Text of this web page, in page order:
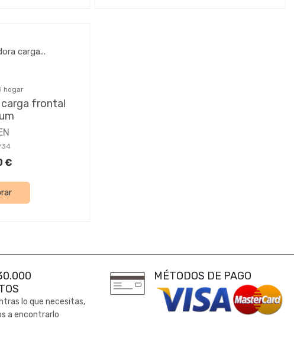
hogar
carga frontal
€
lo que necesitas,
a encontrarlo
MÉTODOS DE PAGO